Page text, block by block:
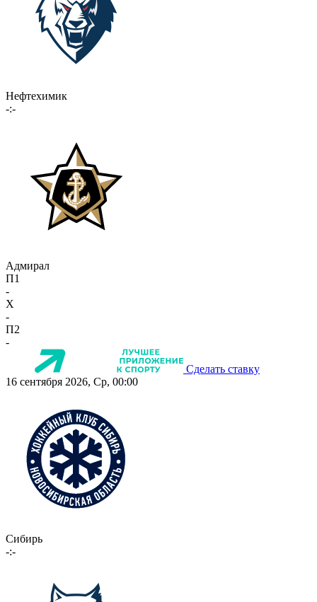
Нефтехимик
-:-
Адмирал
П1
-
X
-
П2
-
Сделать ставку
16 сентября 2026, Ср, 00:00
Сибирь
-:-